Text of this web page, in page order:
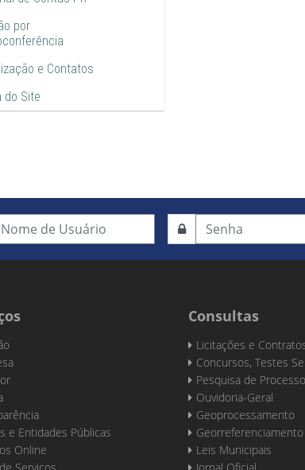
por
e Contatos
do Site
e Entidades Públicas
Online
Consultas
Licitações e
Concursos, Testes
Pesquisa de
Ouvidoria-Geral
Geoprocessamento
Georreferenciamento
Leis Municipais